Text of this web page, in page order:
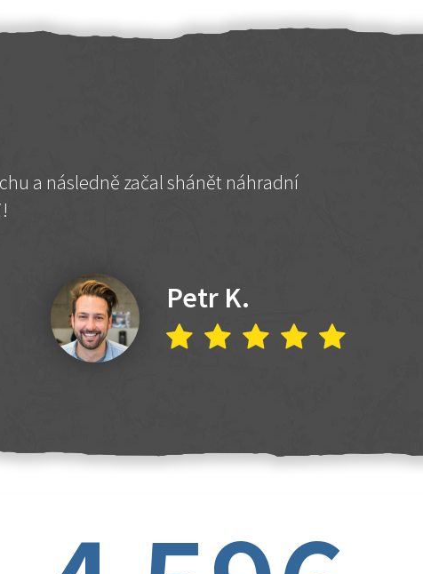
a následně začal shánět náhradní
Petr K.